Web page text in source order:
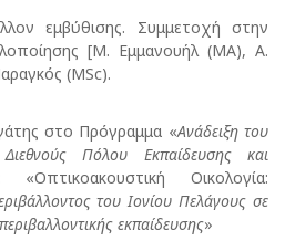
εμβύθισης. Συμμετοχή στην
[Μ. Εμμανουήλ (ΜΑ), Α.
(MSc).
στο Πρόγραμμα «Ανάδειξη του
Πόλου Εκπαίδευσης και
Οικολογία:
του Ιονίου Πελάγους σε
εκπαίδευσης»